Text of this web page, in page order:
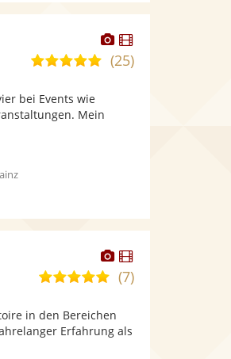
Dieser
Künstler
stellt
Dieser
Künstler
5,0
Sternen
(25)
bei Events wie
Mein
Dieser
Künstler
stellt
bereit.
Dieser
Künstler
5,0
5
Sternen
(7)
in den Bereichen
Erfahrung als